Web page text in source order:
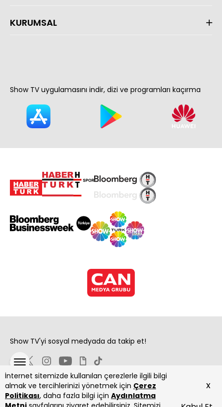
İnternet sitemizde kullanılan çerezlerle ilgili bilgi
almak ve tercihlerinizi yönetmek için Çerez
Politikası, daha fazla bilgi için Aydınlatma
x
KURUMSAL
Show TV uygulamasını indir, dizi ve programları kaçırma
Show TV'yi sosyal medyada da takip et!